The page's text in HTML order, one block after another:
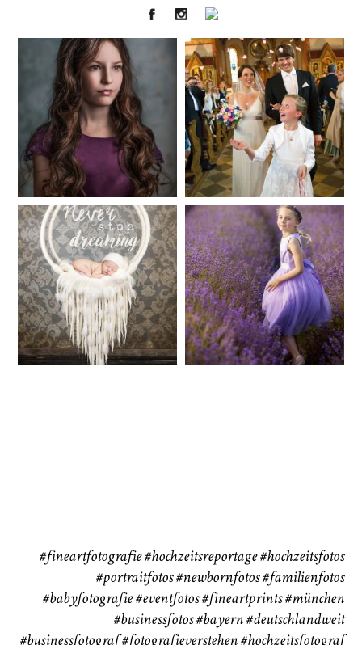
Fineart
41
Hochzeit
183
Baby/Newborn
72
Kinder
111
#fineartfotografie #hochzeitsreportage #hochzeitsfotos
#portraitfotos #newbornfotos #familienfotos
#babyfotografie #eventfotos #fineartprints#münchen
#businessfotos#bayern #deutschlandweit
#businessfotograf#fotografieverstehen #hochzeitsfotograf